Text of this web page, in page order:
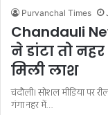
Purvanchal Times
Chandauli
ने डांटा तो
मिली लाश
चंदौली। सोशल मीडिया पर
गंगा नहर में…